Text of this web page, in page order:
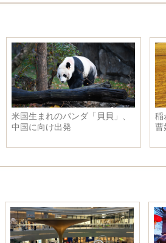
米国生まれのパンダ「貝貝」、
中国に向け出発
稲
曹